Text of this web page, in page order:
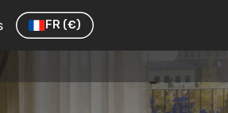
FR (€)